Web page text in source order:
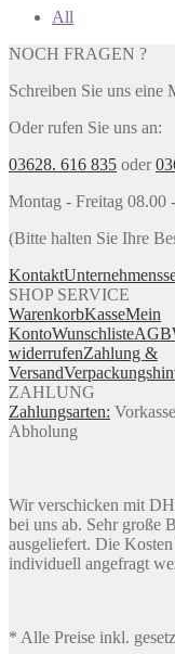
All
NOCH FRAGEN ?
Schreiben Sie uns eine
Oder rufen Sie uns an:
03628. 616 835 oder
Montag - Freitag 08.00
(Bitte halten Sie Ihre
Kontakt
SHOP SERVICE
WarenkorbKasseMein
KontoWunschlisteAGB
widerrufenZahlung &
Versand
ZAHLUNG
Zahlungsarten:
Abholung
Wir verschicken mit
bei uns ab. Sehr große
ausgeliefert. Die
individuell angefragt
* Alle Preise inkl.